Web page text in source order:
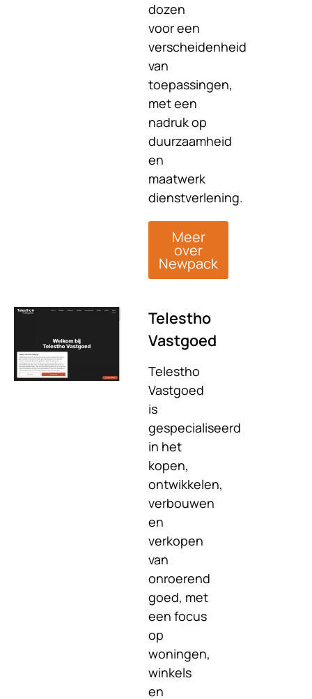
dozen
voor een
verscheidenheid
van
toepassingen,
met een
nadruk op
duurzaamheid
en
maatwerk
dienstverlening.
Meer
over
Newpack
Telestho
Vastgoed
Telestho
Vastgoed
is
gespecialiseerd
in het
kopen,
ontwikkelen,
verbouwen
en
verkopen
van
onroerend
goed, met
een focus
op
woningen,
winkels
en